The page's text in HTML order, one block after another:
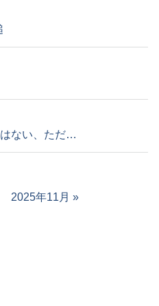
ない、ただ…
2025年11月